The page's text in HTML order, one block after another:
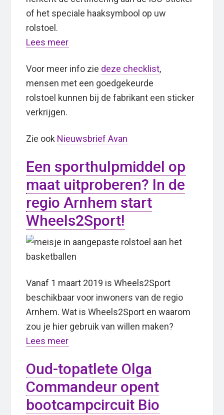
of het speciale haaksymbool op uw
rolstoel.
Lees meer
Voor meer info zie deze checklist,
mensen met een goedgekeurde
rolstoel kunnen bij de fabrikant een sticker
verkrijgen.
Zie ook Nieuwsbrief Avan
Een sporthulpmiddel op
maat uitproberen? In de
regio Arnhem start
Wheels2Sport!
Vanaf 1 maart 2019 is Wheels2Sport
beschikbaar voor inwoners van de regio
Arnhem. Wat is Wheels2Sport en waarom
zou je hier gebruik van willen maken?
Lees meer
Oud-topatlete Olga
Commandeur opent
bootcampcircuit Bio